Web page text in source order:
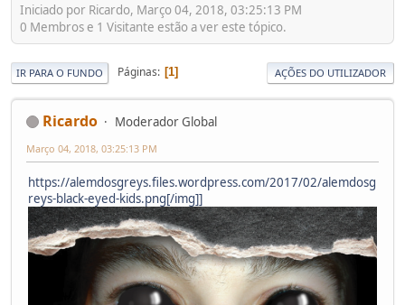
Iniciado por Ricardo, Março 04, 2018, 03:25:13 PM
0 Membros e 1 Visitante estão a ver este tópico.
IR PARA O FUNDO Páginas 1 AÇÕES DO UTILIZADOR
Ricardo Moderador Global
Março 04, 2018, 03:25:13 PM
https://alemdosgreys.files.wordpress.com/2017/02/alemdosg
reys-black-eyed-kids.png[/img]]